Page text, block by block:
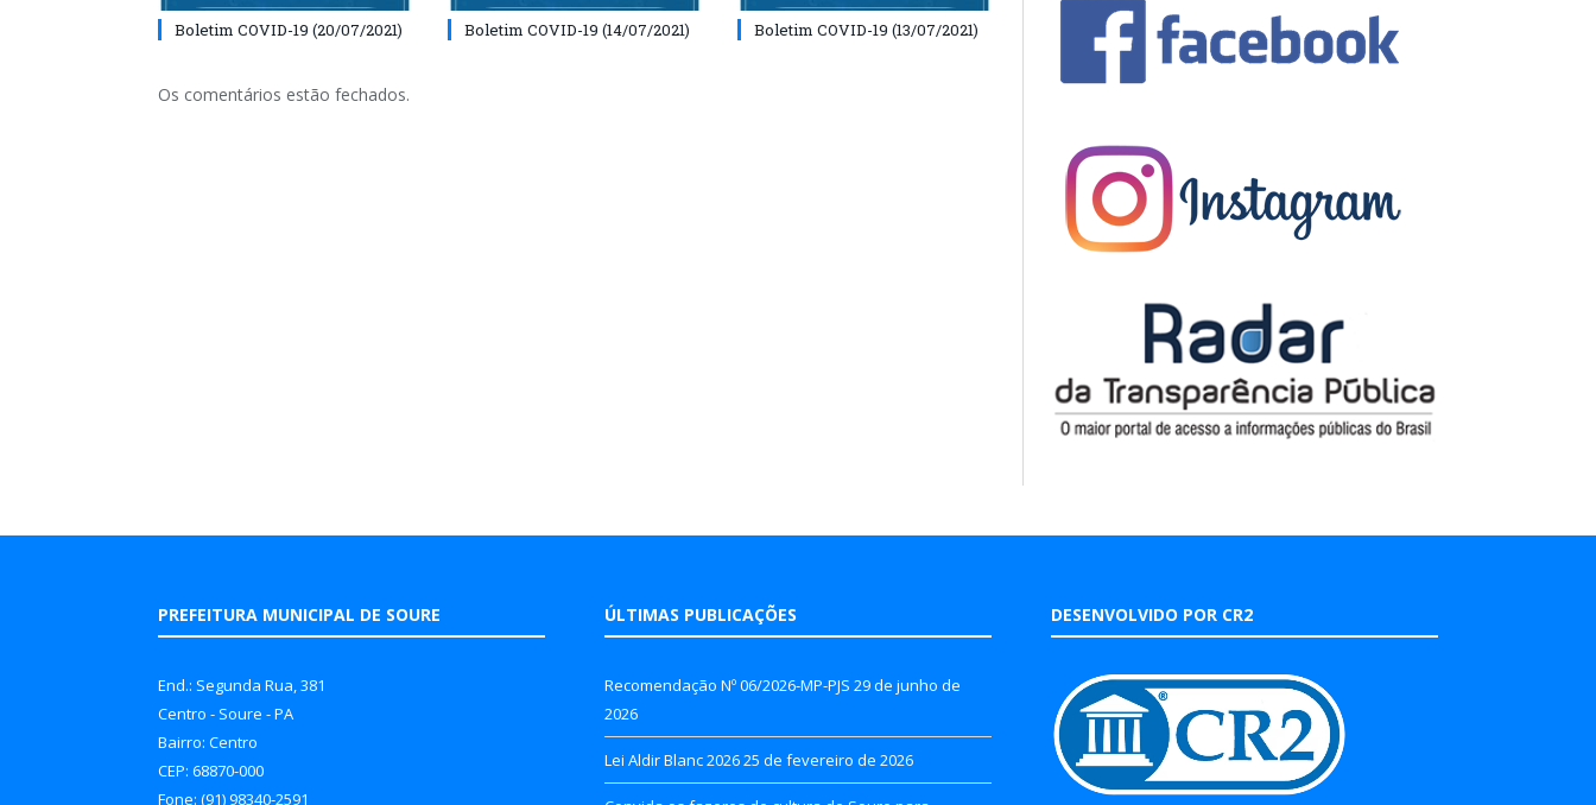
Boletim COVID-19 (20/07/2021) Boletim COVID-19 (14/07/2021) Boletim COVID-19 (13/07/2021)
Os comentários estão fechados.
PREFEITURA MUNICIPAL DE SOURE
End.: Segunda Rua, 381
Centro - Soure - PA
Bairro: Centro
CEP: 68870-000
Fone: (91) 98340-2591
ÚLTIMAS PUBLICAÇÕES
Recomendação Nº 06/2026-MP-PJS 29 de junho de
2026
Lei Aldir Blanc 202625 de fevereiro de 2026
DESENVOLVIDO POR CR2